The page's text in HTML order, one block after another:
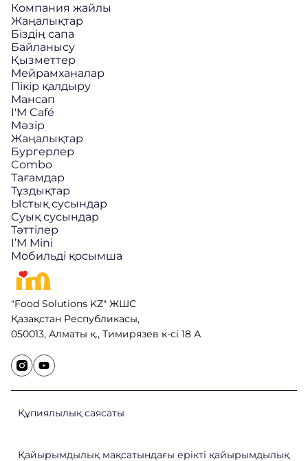
Компания жайлы
Жаңалықтар
Біздің сапа
Байланысу
Қызметтер
Мейрамханалар
Пікір қалдыру
Мансап
I'M Café
Мәзір
Жаңалықтар
Бургерлер
Combo
Тағамдар
Тұздықтар
Ыстық сусындар
Cуық сусындар
Тәттілер
I’M Mini
Мобильді қосымша
"Food Solutions KZ" ЖШС
Қазақстан Республикасы,
050013, Алматы қ., Тимирязев к-сі 18 А
Құпиялылық саясаты
Қайырымдылық мақсатындағы ерікті қайырымдылық